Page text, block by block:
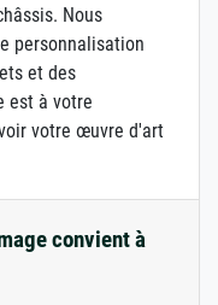
Nous
personnalisation
et des
est à votre
votre œuvre d'art
convient à